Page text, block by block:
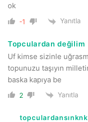
ok
-1 Yanıtla
Topculardan değilim
Uf kimse sizinle
topunuzu taşıyın
baska kapıya be
2 Yanıtla
topculardansınknk